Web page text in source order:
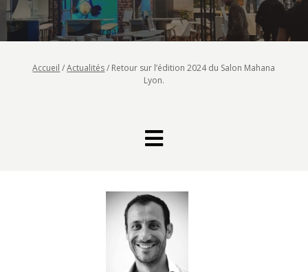
Accueil /Actualités/ Retour sur l’édition 2024 du Salon Mahana
Lyon.
